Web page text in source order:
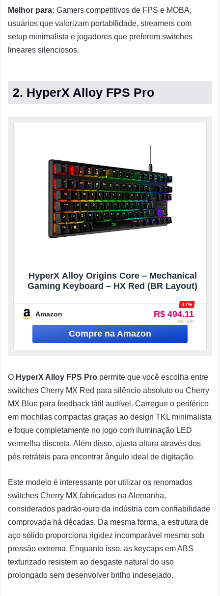
Melhor para: Gamers competitivos de FPS e MOBA,
usuários que valorizam portabilidade, streamers com
setup minimalista e jogadores que preferem switches
lineares silenciosos.
2. HyperX Alloy FPS Pro
HyperX Alloy Origins Core – Mechanical
Gaming Keyboard – HX Red (BR Layout)
Amazon R$ 494.11
-17%
R$ 599
O HyperX Alloy FPS Pro permite que você escolha entre
switches Cherry MX Red para silêncio absoluto ou Cherry
MX Blue para feedback tátil audível. Carregue o periférico
em mochilas compactas graças ao design TKL minimalista
e foque completamente no jogo com iluminação LED
vermelha discreta. Além disso, ajusta altura através dos
pés retráteis para encontrar ângulo ideal de digitação.
Este modelo é interessante por utilizar os renomados
switches Cherry MX fabricados na Alemanha,
considerados padrão-ouro da indústria com confiabilidade
comprovada há décadas. Da mesma forma, a estrutura de
aço sólido proporciona rigidez incomparável mesmo sob
pressão extrema. Enquanto isso, as keycaps em ABS
texturizado resistem ao desgaste natural do uso
prolongado sem desenvolver brilho indesejado.